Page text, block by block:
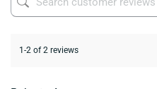
1-2 of 2 reviews